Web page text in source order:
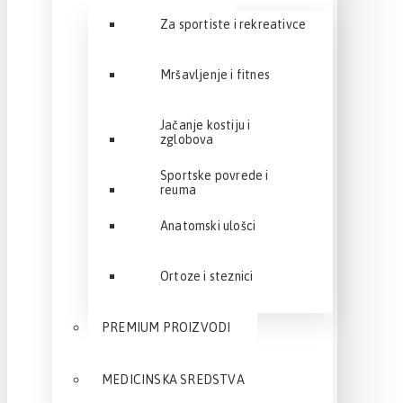
Za sportiste i rekreativce
Mršavljenje i fitnes
Jačanje kostiju i
zglobova
Sportske povrede i
reuma
Anatomski ulošci
Ortoze i steznici
PREMIUM PROIZVODI
MEDICINSKA SREDSTVA